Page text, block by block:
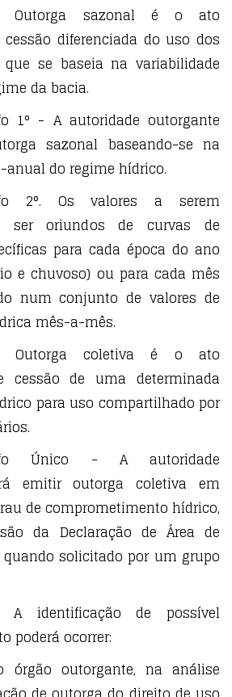
Outorga sazonal é o ato
diferenciada do uso dos
se baseia na variabilidade
da bacia.
1° - A autoridade outorgante
sazonal baseando-se na
do regime hídrico.
2°. Os valores a serem
ser oriundos de curvas de
para cada época do ano
e chuvoso) ou para cada mês
num conjunto de valores de
mês-a-mês.
Outorga coletiva é o ato
cessão de uma determinada
para uso compartilhado por
Único - A autoridade
emitir outorga coletiva em
de comprometimento hídrico,
da Declaração de Área de
quando solicitado por um grupo
A identificação de possível
poderá ocorrer:
outorgante, na análise